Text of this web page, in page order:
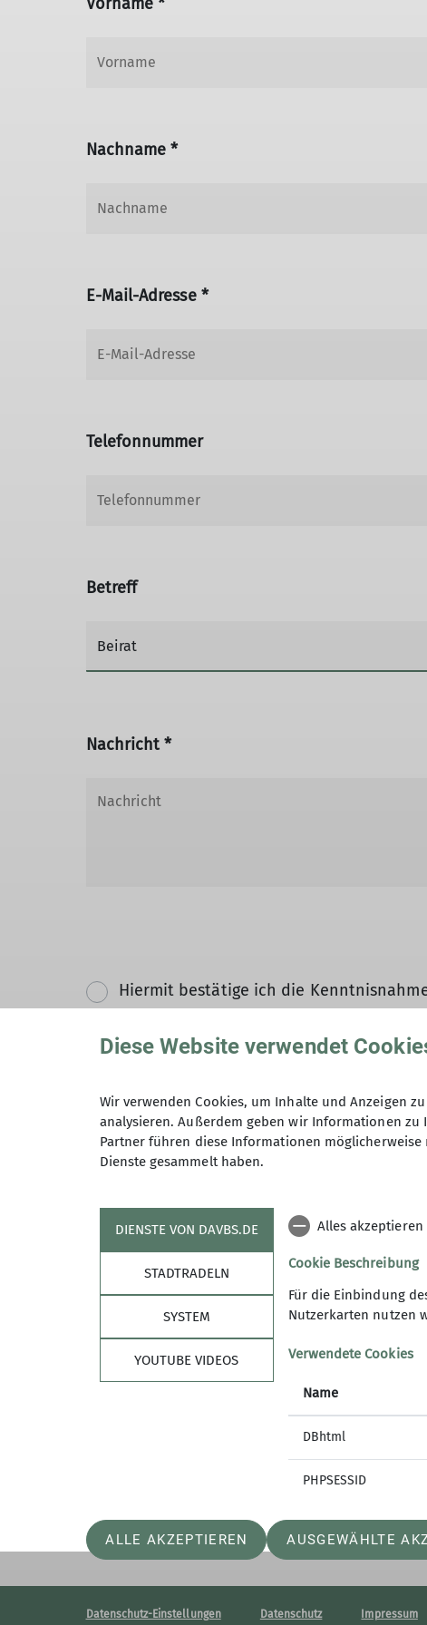
Nachname *
E-Mail-Adresse *
Telefonnummer
Betreff
Nachricht *
Hiermit bestätige ich die
Hiermit erkläre ich mich einverstanden,
*
Mit (*) markierte Felder sind Pflichtfelder
Sektion
Mitglied werden
Mitgestalten
Geschäftsstelle
Spurensuche
Newsletter
Datenschutz-Einstellungen Datenschutz Impressum
Diese Website verwendet
Wir verwenden Cookies, um Inhalte und Anzeigen
analysieren. Außerdem geben wir Informationen zu
Partner führen diese Informationen
Dienste gesammelt haben.
DIENSTE VON DAVBS.DE
STADTRADELN
SYSTEM
YOUTUBE VIDEOS
Alles akzeptieren
Cookie Beschreibung
Für die Einbindung
Nutzerkarten nutzen
Verwendete Cookies
Name
DBhtml
PHPSESSID
ALLE AKZEPTIEREN AUSGEWÄHLTE